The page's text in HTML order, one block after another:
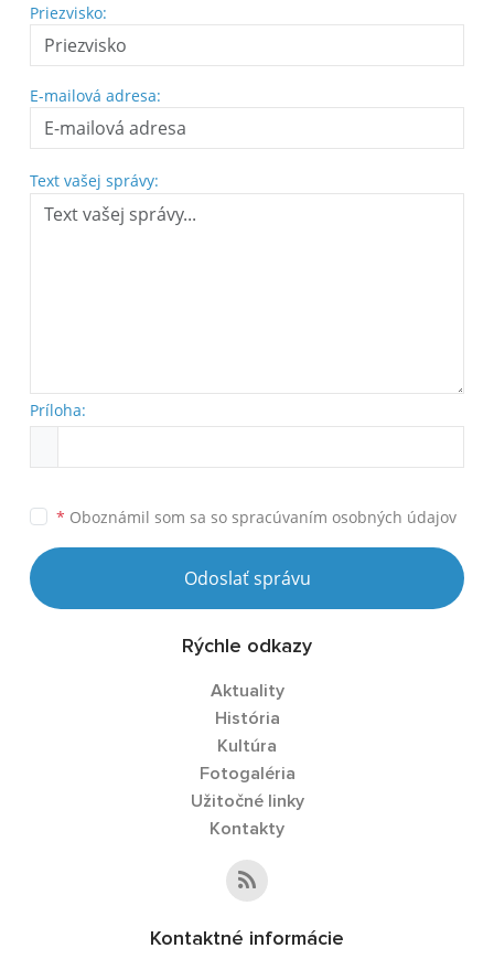
Priezvisko:
E-mailová adresa:
Text vašej správy:
Príloha:
* Oboznámil som sa so spracúvaním osobných údajov
Odoslať správu
Rýchle odkazy
Aktuality
História
Kultúra
Fotogaléria
Užitočné linky
Kontakty
Kontaktné informácie